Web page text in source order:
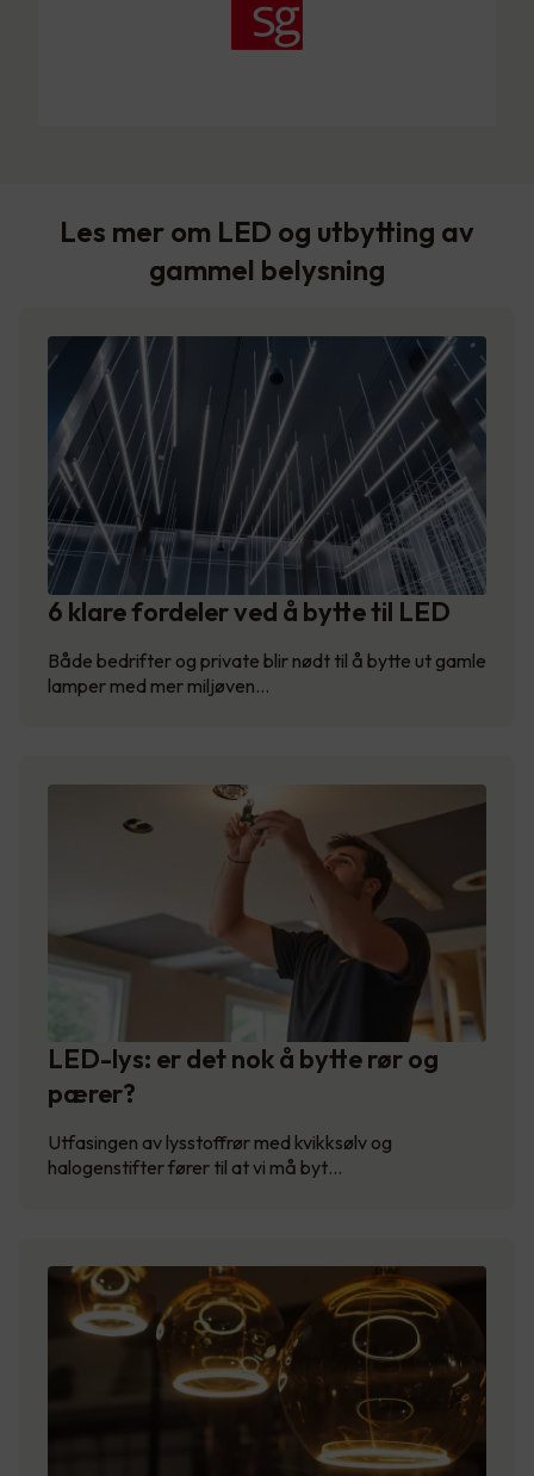
Les mer om LED og utbytting av
gammel belysning
6 klare fordeler ved å bytte til LED
Både bedrifter og private blir nødt til å bytte ut gamle
lamper med mer miljøven…
LED-lys: er det nok å bytte rør og
pærer?
Utfasingen av lysstoffrør med kvikksølv og
halogenstifter fører til at vi må byt…